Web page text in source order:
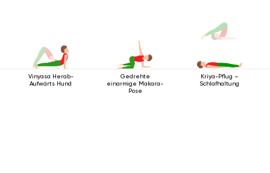
Vinyasa Herab-
Aufwärts Hund
Gedrehte
einarmige Makara-
Pose
Kriya-Pflug –
Schlafhaltung